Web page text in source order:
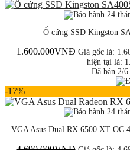
Ổ cứng SSD Kingston
1.600.000VNĐ Giá gốc là:
hiện tại là:
Đã bán 2/6
-17%
VGA Asus Dual RX 6500 XT OC